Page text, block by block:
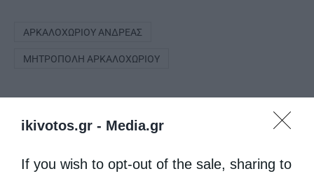
ikivotos.gr - Media.gr
If you wish to opt-out of the sale, sharing to
ΑΡΚΑΛΟΧΩΡΊΟΥ ΑΝΔΡΈΑΣ
ΜΗΤΡΌΠΟΛΗ ΑΡΚΑΛΟΧΩΡΊΟΥ
ΜΟΙΡΑΣΟΥ